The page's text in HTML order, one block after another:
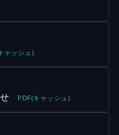
ャッシュ)
PDF(キャッシュ)